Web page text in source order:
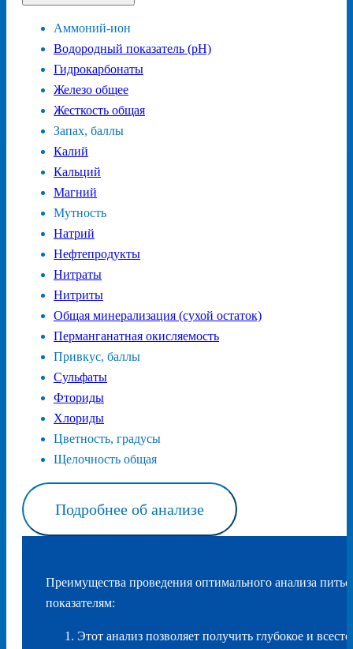
Аммоний-ион
Водородный показатель (pH)
Гидрокарбонаты
Железо общее
Жесткость общая
Запах, баллы
Калий
Кальций
Магний
Мутность
Натрий
Нефтепродукты
Нитраты
Нитриты
Общая минерализация (сухой остаток)
Перманганатная окисляемость
Привкус, баллы
Сульфаты
Фториды
Хлориды
Цветность, градусы
Щелочность общая
Подробнее об анализе
Преимущества проведения оптимального анализа
показателям:
Этот анализ позволяет получить глубокое и